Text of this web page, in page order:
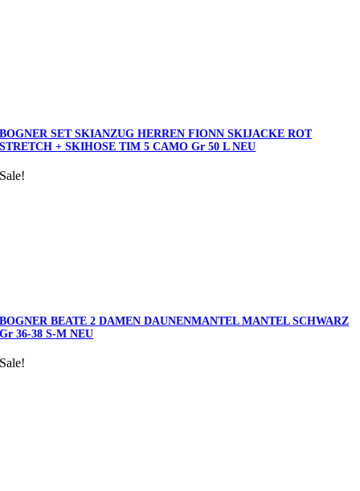
BOGNER SET SKIANZUG HERREN FIONN SKIJACKE ROT
STRETCH + SKIHOSE TIM 5 CAMO Gr 50 L NEU
Sale!
BOGNER BEATE 2 DAMEN DAUNENMANTEL MANTEL SCHWARZ
Gr 36-38 S-M NEU
Sale!